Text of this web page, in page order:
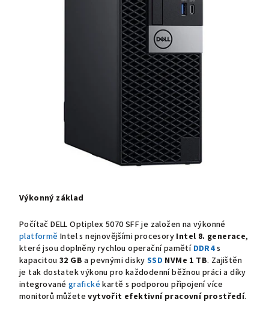
Výkonný základ
Počítač DELL Optiplex 5070 SFF je založen na výkonné
platformě Intel s nejnovějšími procesory Intel 8. generace,
které jsou doplněny rychlou operační pamětí DDR4s
kapacitou32 GB apevnými disky SSD NVMe 1 TB. Zajištěn
je tak dostatek výkonu pro každodenní běžnou práci a díky
integrované grafické kartě s podporou připojení více
monitorů můžetevytvořit efektivní pracovní prostředí.